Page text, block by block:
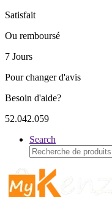
Satisfait
Ou remboursé
7 Jours
Pour changer d'avis
Besoin d'aide?
52.042.059
Search
Recherche
pour :